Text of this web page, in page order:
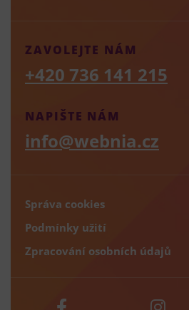
NAPIŠTE NÁM
info@webnia.cz
ZAVOLEJTE NÁM
+420 736 141 215
Správa cookies
Podmínky užití
Zpracování osobních údajů